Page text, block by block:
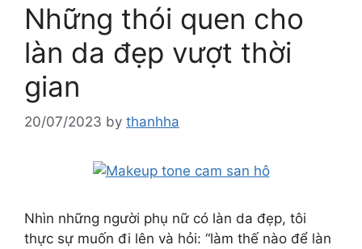
Những thói quen cho
làn da đẹp vượt thời
gian
20/07/2023 by thanhha
Nhìn những người phụ nữ có làn da đẹp, tôi
thực sự muốn đi lên và hỏi: “làm thế nào để làn